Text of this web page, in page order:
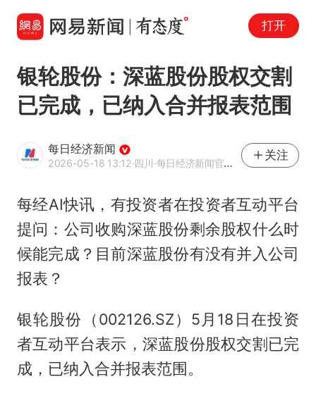
打开
银轮股份：深蓝股份股权交割
已完成，已纳入合并报表范围
每日经济新闻
2026-05-18 13:12·四川·每日经济新闻官方网易号
关注
每经AI快讯，有投资者在投资者互动平台
提问：公司收购深蓝股份剩余股权什么时
候能完成？目前深蓝股份有没有并入公司
报表？
银轮股份（002126.SZ）5月18日在投资
者互动平台表示，深蓝股份股权交割已完
成，已纳入合并报表范围。